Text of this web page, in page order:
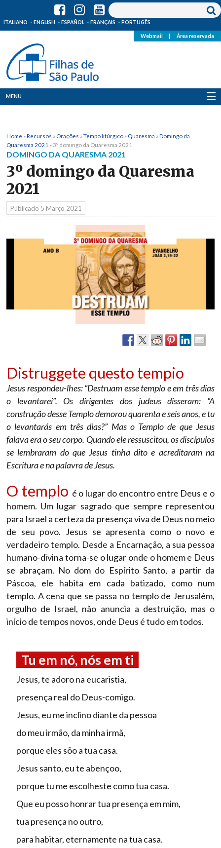
ITALIANO ENGLISH ESPAÑOL FRANÇAIS PORTUGÊS
Webmail Área reservada
MENU
Onde Estamos
Notícias
Recursos
Media
Home »Recursos » Orações »Tempo litúrgico » Quaresma »Domingo da
Quaresma 2021 »3º domingo da Quaresma 2021
DOMINGO DA QUARESMA 2021
3º domingo da Quaresma
2021
Públicado 5 Março 2021
Distruggete questo tempio
Jesus respondeu-lhes: “Destruam esse templo e em três dias
o levantarei”. Os dirigentes dos judeus disseram: “A
construção desse Templo demorou quarenta e seis anos, e tu
o levantarás em três dias?” Mas o Templo de que Jesus
falava era o seu corpo. Quando ele ressuscitou, os discípulos
se lembraram do que Jesus tinha dito e acreditaram na
Escritura e na palavra de Jesus.
O templo é o lugar do encontro entre Deus e o
homem. Um lugar sagrado que sempre representou
para Israel a certeza da presença viva de Deus no meio
de seu povo. Jesus se apresenta como o novo e
verdadeiro templo. Desde a Encarnação, a sua pessoa
humano-divina torna-se o lugar onde o homem e Deus
se abraçam. No dom do Espírito Santo, a partir da
Páscoa, ele habita em cada batizado, como num
templo. A cena que se passa no templo de Jerusalém,
orgulho de Israel, não anuncia a destruição, mas o
início de tempos novos, onde Deus é tudo em todos.
Tu em nó, nós em ti
Jesus, te adoro na eucaristia,
presença real do Deus-comigo.
Jesus, eu me inclino diante da pessoa
do meu irmão, da minha irmã,
porque eles sõo a tua casa.
Jesus santo, eu te abençoo,
porque tu me escolheste como tua casa.
Que eu posso honrar tua presença em mim,
tua presença no outro,
para habitar, eternamente na tua casa.